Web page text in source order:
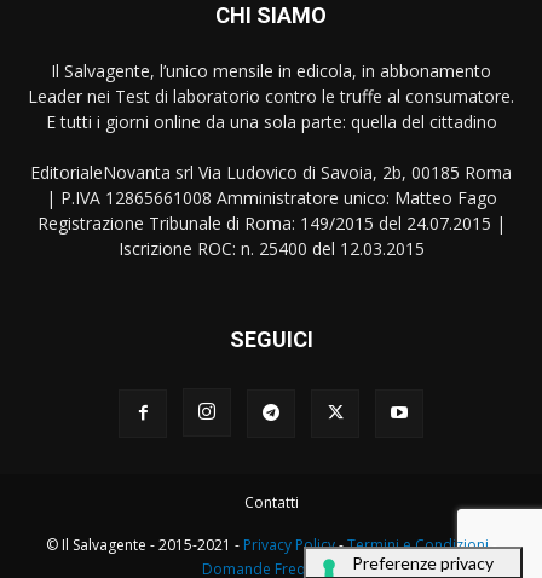
CHI SIAMO
Il Salvagente, l’unico mensile in edicola, in abbonamento
Leader nei Test di laboratorio contro le truffe al consumatore.
E tutti i giorni online da una sola parte: quella del cittadino
EditorialeNovanta srl Via Ludovico di Savoia, 2b, 00185 Roma
| P.IVA 12865661008 Amministratore unico: Matteo Fago
Registrazione Tribunale di Roma: 149/2015 del 24.07.2015 |
Iscrizione ROC: n. 25400 del 12.03.2015
SEGUICI
Contatti
© Il Salvagente - 2015-2021 - Privacy Policy-Termini e Condizioni-
Domande Frequenti